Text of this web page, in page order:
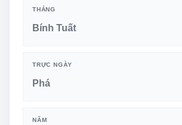
THÁNG
Bính Tuất
TRỰC NGÀY
Phá
NĂM